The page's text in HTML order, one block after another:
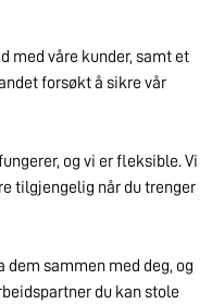
med våre kunder, samt et
forsøkt å sikre vår
og vi er fleksible. Vi
tilgjengelig når du trenger
dem sammen med deg, og
du kan stole